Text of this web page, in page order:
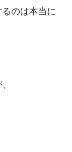
のは本当に